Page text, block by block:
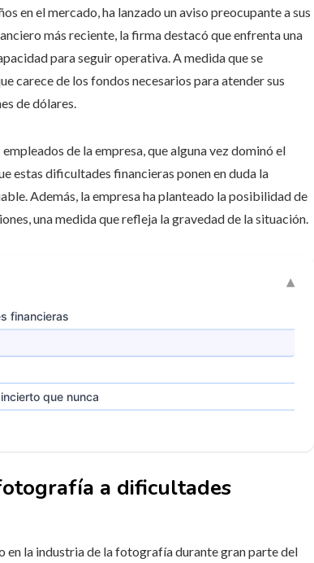
en el mercado, ha lanzado un aviso preocupante a sus
más reciente, la firma destacó que enfrenta una
para seguir operativa. A medida que se
carece de los fondos necesarios para atender sus
de dólares.
de la empresa, que alguna vez dominó el
estas dificultades financieras ponen en duda la
Además, la empresa ha planteado la posibilidad de
una medida que refleja la gravedad de la situación.
financieras
que nunca
a dificultades
en la industria de la fotografía durante gran parte del